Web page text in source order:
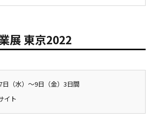
展 東京2022
日（水）〜9日（金）3日間
イト